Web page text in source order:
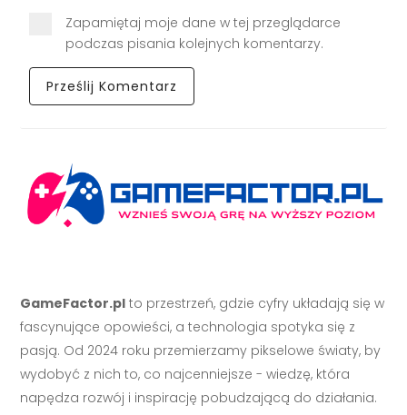
Zapamiętaj moje dane w tej przeglądarce
podczas pisania kolejnych komentarzy.
GameFactor.pl to przestrzeń, gdzie cyfry układają się w
fascynujące opowieści, a technologia spotyka się z
pasją. Od 2024 roku przemierzamy pikselowe światy, by
wydobyć z nich to, co najcenniejsze - wiedzę, która
napędza rozwój i inspirację pobudzającą do działania.